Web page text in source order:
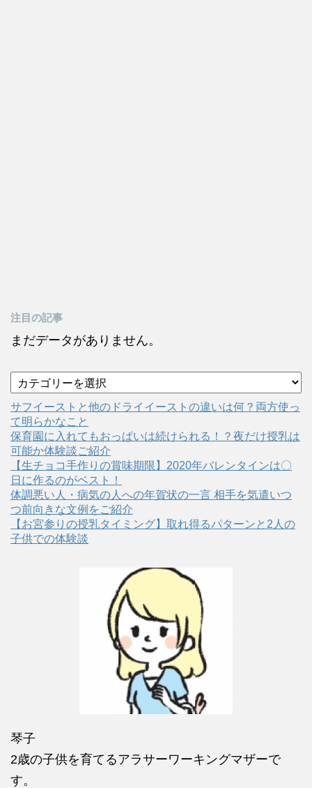
注目の記事
まだデータがありません。
テ
ゴ
リ
ー
サフイーストと他のドライイーストの違いは何？両方使っ
て明らかなこと
保育園に入れてもおっぱいは続けられる！？夜だけ授乳は
可能か体験談ご紹介
【生チョコ手作りの賞味期限】2020年バレンタインは〇
日に作るのがベスト！
体調悪い人・病気の人への年賀状の一言 相手を気遣いつ
つ前向きな文例をご紹介
【お宮参りの授乳タイミング】取れ得るパターンと2人の
子供での体験談
琴子
2歳の子供を育てるアラサーワーキングマザーで
す。